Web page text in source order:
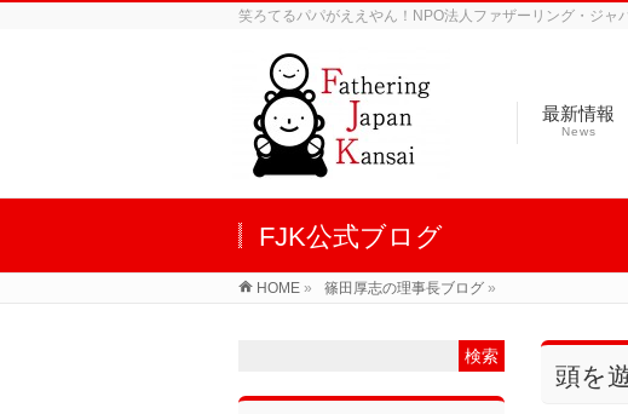
笑ろてるパパがええやん！NPO法人ファザーリング・ジャ
最新情報
News
FJK公式ブログ
HOME » 篠田厚志の理事長ブログ »
頭を